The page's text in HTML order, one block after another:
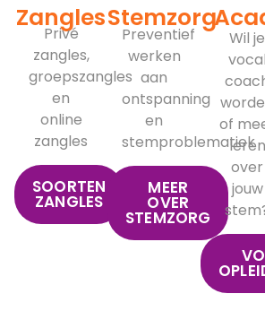
Zangles
Privé
zangles,
groepszangles
en
online
zangles
SOORTEN
ZANGLES
Stemzorg
Preventief
werken
aan
ontspanning
en
stemproblematiek
MEER
OVER
STEMZORG
Wil je
vocal
of
leren
over
jouw